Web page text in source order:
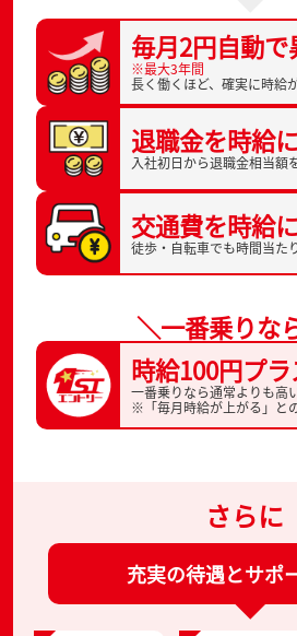
毎月2円自動で
※最大3年間
長く働くほど、 確実に時給
退職金を時給
入社初日から退職金相当額
交通費を時給
徒歩・自転車でも時間当た
＼一番乗りな
時給100円プラ
一番乗りなら通常よりも高
※「毎月時給が上がる」と
さらに
充実の待遇とサポ